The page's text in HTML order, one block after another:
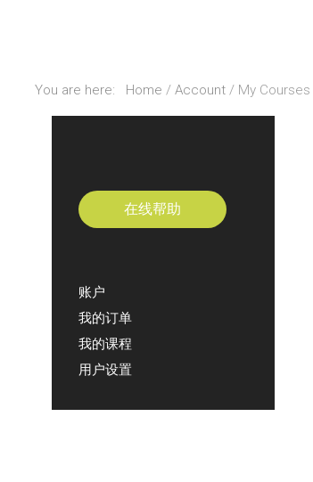
You are here: Home Account My Courses
在线帮助
账户
我的订单
我的课程
用户设置